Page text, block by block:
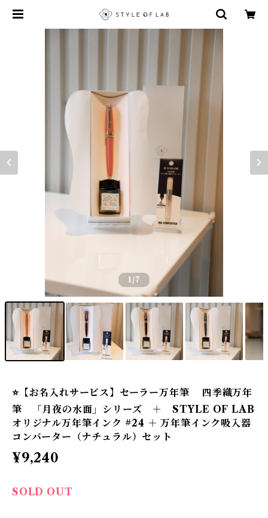
1 /7
⭐️【お名入れサービス】セーラー万年筆 四季織万年
筆 「月夜の水面」シリーズ ＋ STYLE OF LAB
オリジナル万年筆インク #24 ＋ 万年筆インク吸入器
コンバーター（ナチュラル）セット
¥9,240
SOLD OUT